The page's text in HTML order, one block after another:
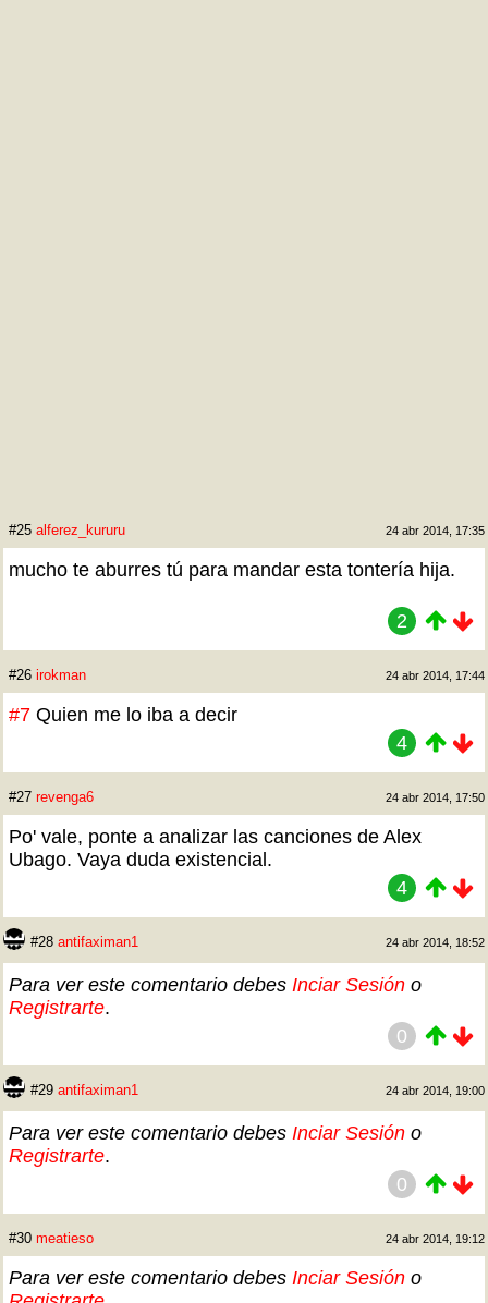
#25 alferez_kururu 24 abr 2014, 17:35
mucho te aburres tú para mandar esta tontería hija.
2
#26 irokman 24 abr 2014, 17:44
#7 Quien me lo iba a decir
4
#27 revenga6 24 abr 2014, 17:50
Po' vale, ponte a analizar las canciones de Alex
Ubago. Vaya duda existencial.
4
#28 antifaximan1 24 abr 2014, 18:52
Para ver este comentario debes Inciar Sesión o
Registrarte.
0
#29 antifaximan1 24 abr 2014, 19:00
Para ver este comentario debes Inciar Sesión o
Registrarte.
0
#30 meatieso 24 abr 2014, 19:12
Para ver este comentario debes Inciar Sesión o